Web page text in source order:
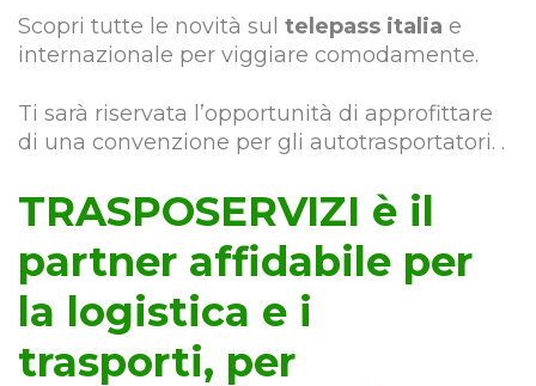
Scopri tutte le novità sul telepass italia e
internazionale per viggiare comodamente.
Ti sarà riservata l’opportunità di approfittare
di una convenzione per gli autotrasportatori. .
TRASPOSERVIZI è il
partner affidabile per
la logistica e i
trasporti, per